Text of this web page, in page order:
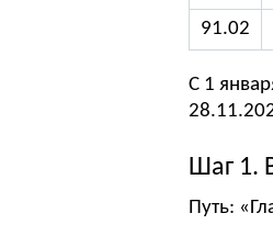
91.02
С 1
Шаг 1.
Путь: